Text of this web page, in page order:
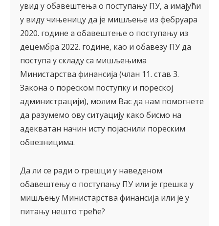
увид у обавештења о поступању ПУ, а имајући
у виду чињеницу да је мишљење из фебруара
2020. године а обавештење о поступању из
децембра 2022. године, као и обавезу ПУ да
поступа у складу са мишљењима
Министарства финансија (члан 11. став 3.
Закона о пореском поступку и пореској
администрацији), молим Вас да нам помогнете
да разумемо ову ситуацију како бисмо на
адекватан начин исту појаснили пореским
обвезницима.
Да ли се ради о грешци у наведеном
обавештењу о поступању ПУ или је грешка у
мишљењу Министарства финансија или је у
питању нешто треће?